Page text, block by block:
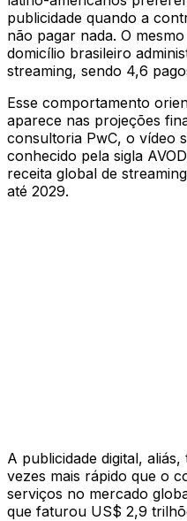
publicidade quando a
não pagar nada. O
domicílio brasileiro
streaming, sendo 4,6
Esse comportamento
aparece nas projeções
consultoria PwC, o vídeo
conhecido pela sigla
receita global de
até 2029.
A publicidade digital,
vezes mais rápido que o
serviços no mercado
que faturou US$ 2,9